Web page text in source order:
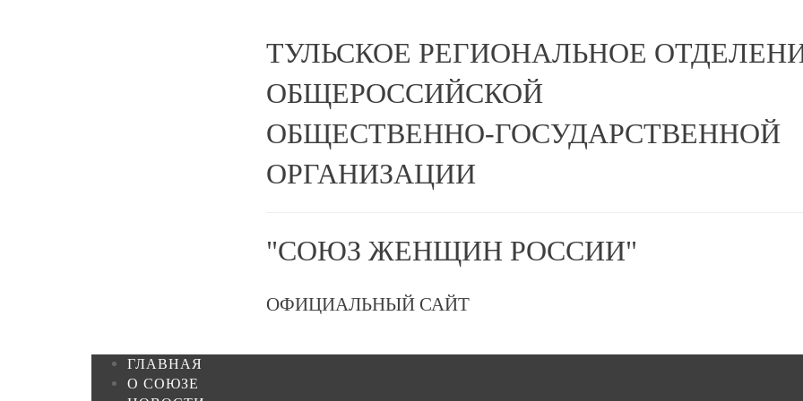
ТУЛЬСКОЕ РЕГИОНАЛЬНОЕ
ОБЩЕРОССИЙСКОЙ
ОБЩЕСТВЕННО-ГОСУДАРСТВЕННОЙ
ОРГАНИЗАЦИИ
"СОЮЗ ЖЕНЩИН РОССИИ"
ОФИЦИАЛЬНЫЙ САЙТ
ГЛАВНАЯ
О СОЮЗЕ